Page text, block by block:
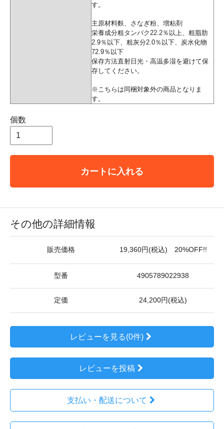
す。
主原材料麩、さなぎ粉、増粘剤
栄養成分粗タンパク22.2％以上、粗脂肪
2.9％以下、粗灰分2.0％以下、炭水化物
72.9％以下
保存方法直射日光・高温多湿を避けて保
存してください。
※こちらは同梱対象外の商品となりま
す。
個数
カートに入れる
その他の詳細情報
販売価格 19,360円(税込) 20%OFF!!
型番 4905789022938
定価 24,200円(税込)
レビューを見る(0件)
レビューを投稿
支払い・配送について